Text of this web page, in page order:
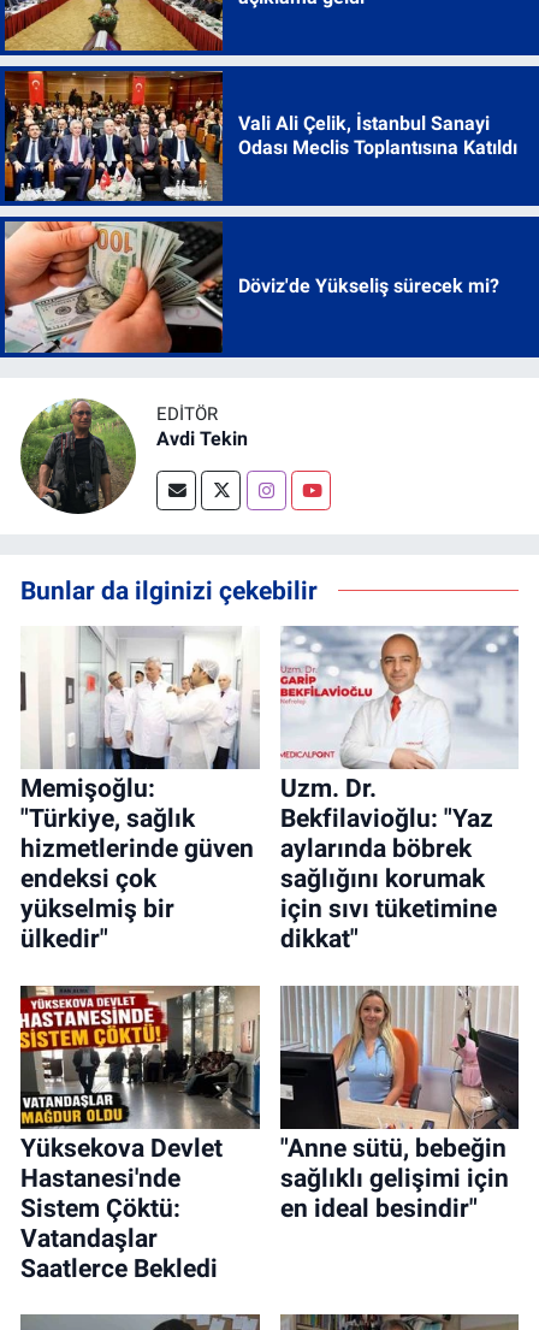
Vali Ali Çelik, İstanbul Sanayi
Odası Meclis Toplantısına Katıldı
Döviz'de Yükseliş sürecek mi?
EDITÖR
Avdi Tekin
Bunlar da ilginizi çekebilir
Memişoğlu:
"Türkiye, sağlık
hizmetlerinde güven
endeksi çok
yükselmiş bir
ülkedir"
Uzm. Dr.
Bekfilavioğlu: "Yaz
aylarında böbrek
sağlığını korumak
için sıvı tüketimine
dikkat"
Yüksekova Devlet
Hastanesi'nde
Sistem Çöktü:
Vatandaşlar
Saatlerce Bekledi
"Anne sütü, bebeğin
sağlıklı gelişimi için
en ideal besindir"